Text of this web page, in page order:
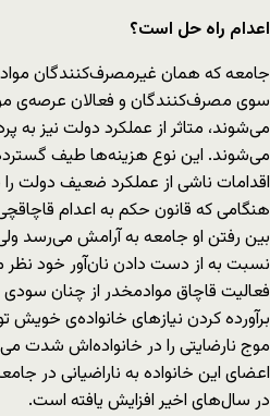
اعدام راه حل است؟
جامعه که همان غیرمصرف‌کنندگان
سوی مصرف‌کنندگان و فعالان عرصه‌ی
می‌شوند، متاثر از عملکرد دولت نیز به
می‌شوند. این نوع هزینه‌ها طیف
اقدامات ناشی از عملکرد ضعیف دولت
هنگامی که قانون حکم به اعدام
بین رفتن او جامعه به آرامش می‌رسد
نسبت به از دست دادن نان‌آور خود نظر
فعالیت قاچاق موادمخدر از چنان
برآورده کردن نیازهای خانواده‌ی خویش
موج نارضایتی را در خانواده‌اش شدت
اعضای این خانواده به ناراضیانی در
در سال‌های اخیر افزایش یافته است.